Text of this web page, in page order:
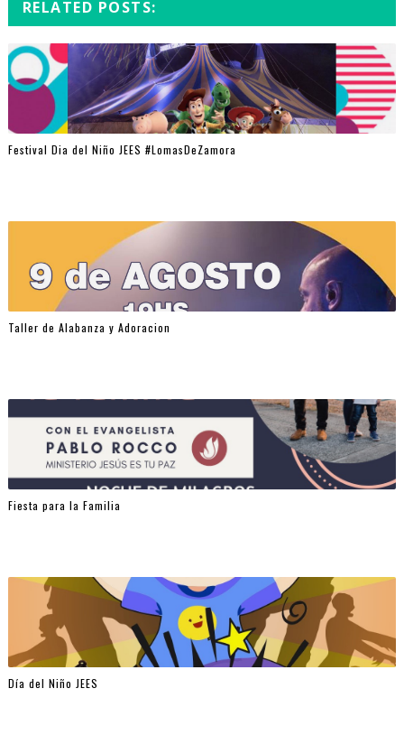
RELATED POSTS:
Festival Dia del Niño JEES #LomasDeZamora
Taller de Alabanza y Adoracion
Fiesta para la Familia
Día del Niño JEES